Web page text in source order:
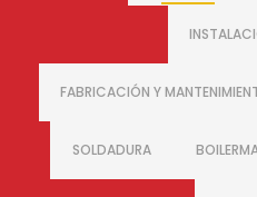
FABRICACIÓN Y
SOLDADURA